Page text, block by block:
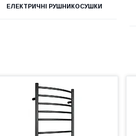
ЕЛЕКТРИЧНІ РУШНИКОСУШКИ